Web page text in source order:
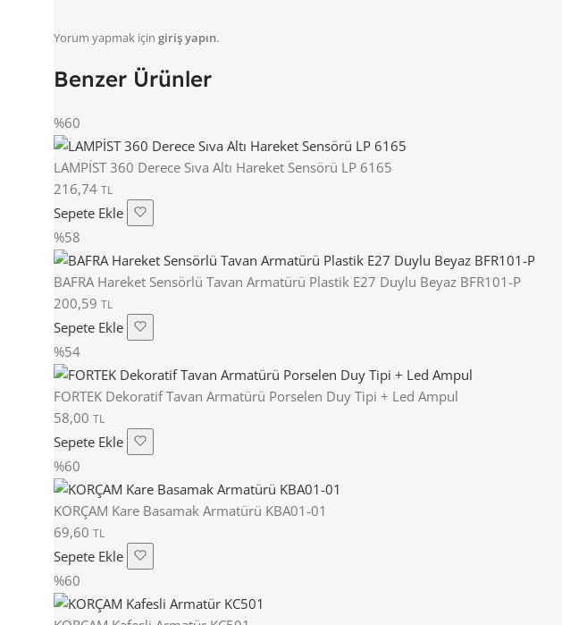
Yorum yapmak için giriş yapın.
Benzer Ürünler
%60
LAMPİST 360 Derece Sıva Altı Hareket Sensörü LP 6165
216,74 TL
Sepete Ekle
%58
BAFRA Hareket Sensörlü Tavan Armatürü Plastik E27 Duylu Beyaz BFR101-P
200,59 TL
Sepete Ekle
%54
FORTEK Dekoratif Tavan Armatürü Porselen Duy Tipi + Led Ampul
58,00 TL
Sepete Ekle
%60
KORÇAM Kare Basamak Armatürü KBA01-01
69,60 TL
Sepete Ekle
%60